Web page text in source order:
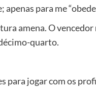
para me
amena. O
quarto.
para jogar com os